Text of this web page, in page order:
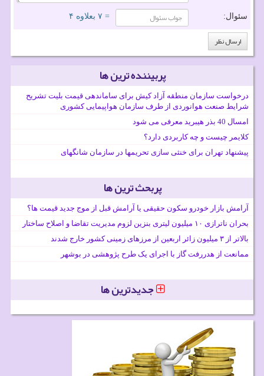
سئوال: = ۷ بعلاوه ۴
پربیننده ترین ها
درخواست سازمان منطقه آزاد کیش برای ساماندهی قیمت بلیت تشریح
شرایط صنعت هوانوردی از طرف سازمان هواپیمایی کشوری
امسال 40 بذر هیبرید معرفی می شود
کلایمر چیست و چه کاربردی دارد؟
پیشنهاد تهران برای خنثی سازی تحریمها در سازمان شانگهای
پربحث ترین ها
آرامش بازار خودرو سکون حقیقی یا آرامش قبل از موج جدید قیمت ها؟
بحران ناترازی ۱۰ میلیون لیتری بنزین لزوم مدیریت تقاضا و اصلاح ساختار
بالاتر از ۳ میلیون زائر اربعین از مرزهای زمینی کشور خارج شدند
ممانعت از هدررفت گاز با اجرای یک طرح پژوهشی در بوشهر
جدیدترین ها